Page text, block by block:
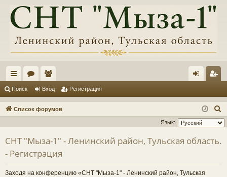
с
ы ум
ол
ьз
и
д ис
тр
Поиск Вход Регистрация
Список форумов
о
Язык:
СНТ "Мыза-1" - Ленинский район, Тульская область.
- Регистрация
Заходя на конференцию «СНТ "Мыза-1" - Ленинский район, Тульская